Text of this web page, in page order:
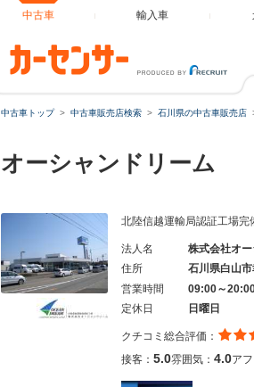
中古車 輸入車
中古車トップ 中古車販売店検索 石川県の中古車販売店
オーシャンドリーム
北陸信越運輸局認証工場完
法人名
株式会社オ
住所
石川県白山
営業時間
09:00～
定休日
日曜日
クチコミ総合評価：
接客： 5.0雰囲気： 4.0アフ